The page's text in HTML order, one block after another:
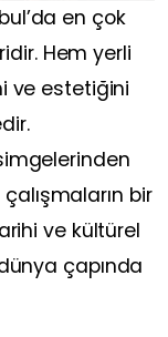
en çok
Hem yerli
ve estetiğini
bir
ve kültürel
çapında